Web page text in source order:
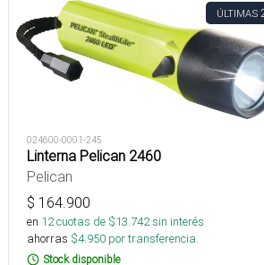
ÚLTIMAS
024600-0001-245
Linterna Pelican 2460
Pelican
$ 164.900
en 12cuotas de $13.742sin interés
ahorras $4.950 por transferencia.
Stock disponible